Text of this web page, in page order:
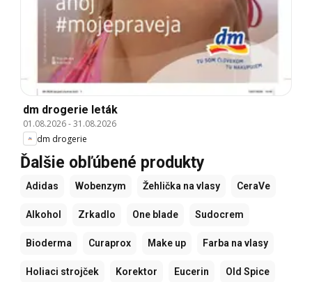
dm drogerie leták
01.08.2026-31.08.2026
dm drogerie
Ďalšie obľúbené produkty
Adidas Wobenzym Žehlička na vlasy CeraVe
Alkohol Zrkadlo One blade Sudocrem
Bioderma Curaprox Make up Farba na vlasy
Holiaci strojček Korektor Eucerin Old Spice